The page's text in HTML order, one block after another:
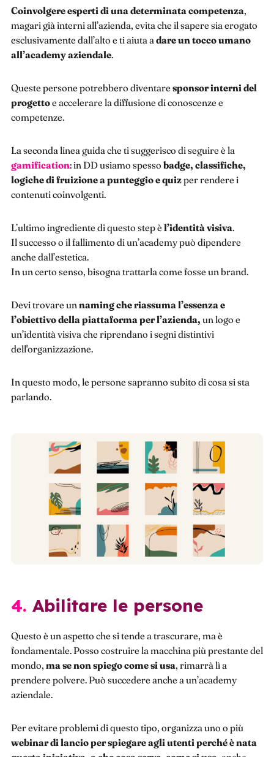
Coinvolgere esperti di una determinata competenza,
magari già interni all’azienda, evita che il sapere sia erogato
esclusivamente dall’alto e ti aiuta adare un tocco umano
all’academy aziendale.
Queste persone potrebbero diventare sponsor interni del
progettoe accelerare la diffusione di conoscenze e
competenze.
La seconda linea guida che ti suggerisco di seguire è la
gamification: in DD usiamo spesso badge, classifiche,
logiche di fruizione a punteggio e quizper rendere i
contenuti coinvolgenti.
L’ultimo ingrediente di questo step è l’identità visiva.
Il successo o il fallimento di un’academy può dipendere
anche dall’estetica.
In un certo senso, bisogna trattarla come fosse un brand.
Devi trovare unnaming che riassuma l’essenza e
l’obiettivo della piattaforma per l’azienda, un logo e
un’identità visiva che riprendano i segni distintivi
dell'organizzazione.
In questo modo, le persone sapranno subito di cosa si sta
parlando.
4. Abilitare le persone
Questo è un aspetto che si tende a trascurare, ma è
fondamentale. Posso costruire la macchina più prestante del
mondo, ma se non spiego come si usa, rimarrà lì a
prendere polvere. Può succedere anche a un’academy
aziendale.
Per evitare problemi di questo tipo, organizza uno o più
webinar di lancio per spiegare agli utenti perché è nata